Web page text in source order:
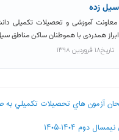
سیل زده
معاونت آموزشی و تحصیلات تکمیلی
ابراز همدردی با هموطنان ساکن مناطق
تاریخ۱۸ فروردین ۱۳۹۸
آزمون هاي تحصيلات تکميلي به
دوم ۱۴۰۴-۱۴۰۵